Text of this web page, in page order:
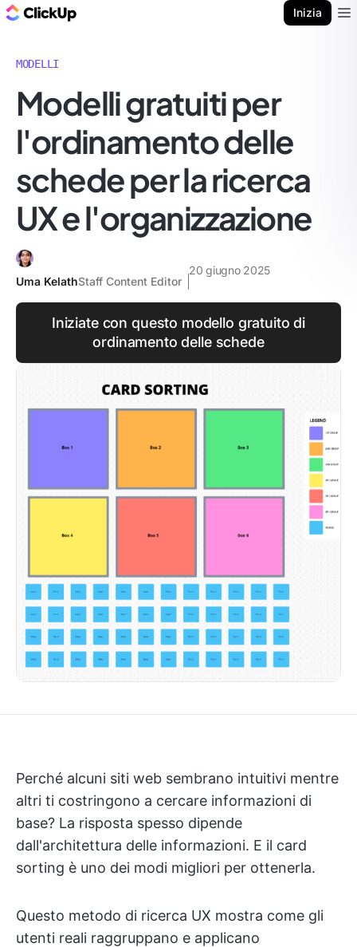
Inizia
MODELLI
Modelli gratuiti per
l'ordinamento delle
schede per la ricerca
UX e l'organizzazione
Uma KelathStaff Content Editor
20 giugno 2025
Iniziate con questo modello gratuito di
ordinamento delle schede
Perché alcuni siti web sembrano intuitivi mentre
altri ti costringono a cercare informazioni di
base? La risposta spesso dipende
dall'architettura delle informazioni. E il card
sorting è uno dei modi migliori per ottenerla.
Questo metodo di ricerca UX mostra come gli
utenti reali raggruppano e applicano